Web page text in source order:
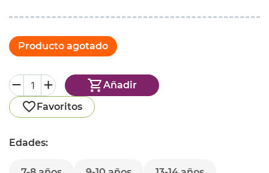
Producto agotado
Añadir
Favoritos
Edades: